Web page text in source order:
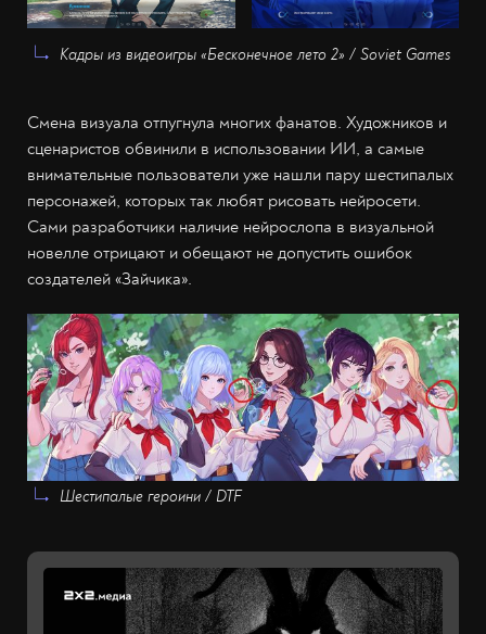
Кадры из видеоигры «Бесконечное лето 2» / Soviet Games
Смена визуала отпугнула многих фанатов. Художников и
сценаристов обвинили в использовании ИИ, а самые
внимательные пользователи уже нашли пару шестипалых
персонажей, которых так любят рисовать нейросети.
Сами разработчики наличие нейрослопа в визуальной
новелле отрицают и обещают не допустить ошибок
создателей «Зайчика».
Шестипалые героини / DTF